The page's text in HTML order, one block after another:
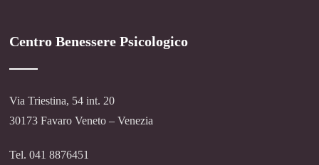
Centro Benessere Psicologico
Via Triestina, 54 int. 20
30173 Favaro Veneto – Venezia
Tel. 041 8876451